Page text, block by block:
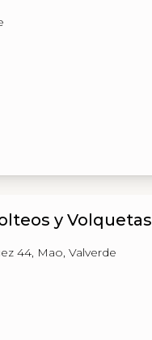
y Volquetas
44, Mao, Valverde